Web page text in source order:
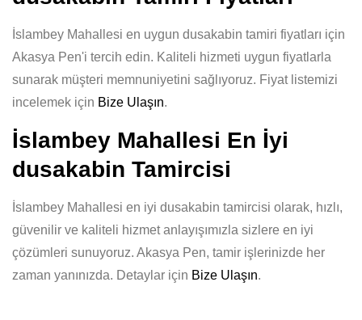
İslambey Mahallesi en uygun dusakabin tamiri fiyatları için
Akasya Pen'i tercih edin. Kaliteli hizmeti uygun fiyatlarla
sunarak müşteri memnuniyetini sağlıyoruz. Fiyat listemizi
incelemek için Bize Ulaşın.
İslambey Mahallesi En İyi
dusakabin Tamircisi
İslambey Mahallesi en iyi dusakabin tamircisi olarak, hızlı,
güvenilir ve kaliteli hizmet anlayışımızla sizlere en iyi
çözümleri sunuyoruz. Akasya Pen, tamir işlerinizde her
zaman yanınızda. Detaylar için Bize Ulaşın.